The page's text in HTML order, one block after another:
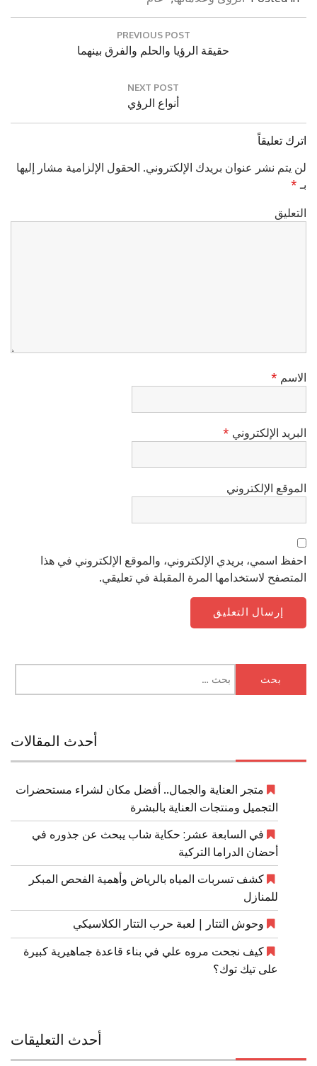
PREVIOUS POST
Previous
حقيقة الرؤيا والحلم والفرق بينهما
NEXT POST
Next
Post:
أنواع الرؤي
اترك تعليقاً
لن يتم نشر عنوان بريدك الإلكتروني. الحقول الإلزامية مشار إليها
بـ *
التعليق
الاسم *
البريد الإلكتروني *
الموقع الإلكتروني
احفظ اسمي، بريدي الإلكتروني، والموقع الإلكتروني في هذا
المتصفح لاستخدامها المرة المقبلة في تعليقي.
عن:
أحدث المقالات
متجر العناية والجمال.. أفضل مكان لشراء مستحضرات
التجميل ومنتجات العناية بالبشرة
في السابعة عشر: حكاية شاب يبحث عن جذوره في
أحضان الدراما التركية
كشف تسربات المياه بالرياض وأهمية الفحص المبكر
للمنازل
وحوش التتار | لعبة حرب التتار الكلاسيكي
كيف نجحت مروه علي في بناء قاعدة جماهيرية كبيرة
على تيك توك؟
أحدث التعليقات